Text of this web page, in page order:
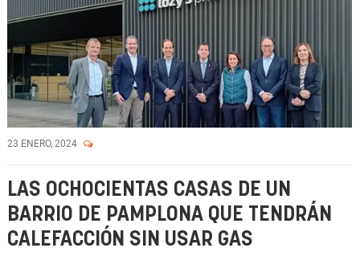
23 ENERO, 2024
LAS OCHOCIENTAS CASAS DE UN
BARRIO DE PAMPLONA QUE TENDRÁN
CALEFACCIÓN SIN USAR GAS